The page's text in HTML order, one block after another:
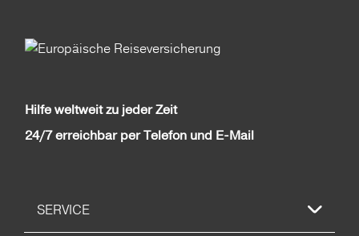
Hilfe weltweit zu jeder Zeit
24/7 erreichbar per Telefon und E-Mail
SERVICE